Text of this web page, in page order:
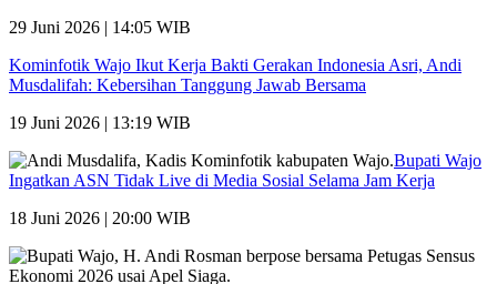
29 Juni 2026 | 14:05 WIB
Kominfotik Wajo Ikut Kerja Bakti Gerakan Indonesia Asri, Andi
Musdalifah: Kebersihan Tanggung Jawab Bersama
19 Juni 2026 | 13:19 WIB
Bupati Wajo
Ingatkan ASN Tidak Live di Media Sosial Selama Jam Kerja
18 Juni 2026 | 20:00 WIB